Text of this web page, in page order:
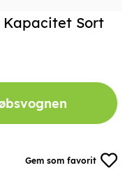
Gem som favorit
Kapacitet Sort